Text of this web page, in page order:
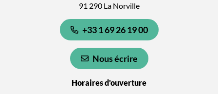
91 290 La Norville
+33 1 69 26 19 00
Nous écrire
Horaires d'ouverture